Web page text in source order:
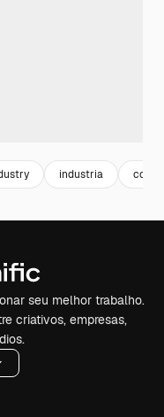
industria
seu melhor trabalho.
criativos, empresas,